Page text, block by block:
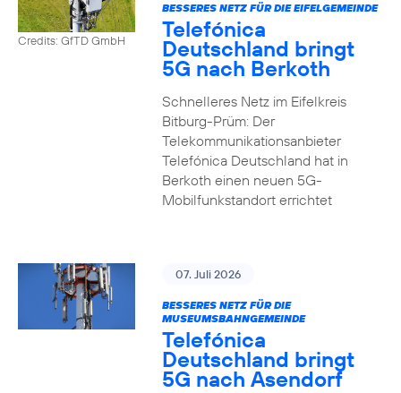
Credits: GfTD GmbH
BESSERES NETZ FÜR DIE EIFELGEMEINDE
Telefónica
Deutschland bringt
5G nach Berkoth
Schnelleres Netz im Eifelkreis
Bitburg-Prüm: Der
Telekommunikationsanbieter
Telefónica Deutschland hat in
Berkoth einen neuen 5G-
Mobilfunkstandort errichtet
07. Juli 2026
BESSERES NETZ FÜR DIE
MUSEUMSBAHNGEMEINDE
Telefónica
Deutschland bringt
5G nach Asendorf